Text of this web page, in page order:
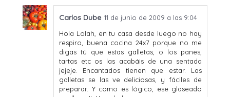
Carlos Dube 11 de junio de 2009 a las 9:04
Hola Lolah, en tu casa desde luego no hay
respiro, buena cocina 24x7 porque no me
digas tú que estas galletas, o los panes,
tartas etc os las acabáis de una sentada
jejeje. Encantados tienen que estar. Las
galletas se las ve deliciosas, y fáciles de
preparar. Y como es lógico, ese glaseado